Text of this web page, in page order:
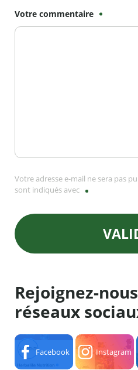
Votre commentaire
Votre adresse e-mail ne sera pas
sont indiqués avec
Rejoignez-
réseaux
Facebook Instagram